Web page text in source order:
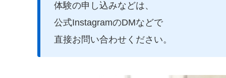
体験の申し込みなどは、
公式InstagramのDMなどで
直接お問い合わせください。